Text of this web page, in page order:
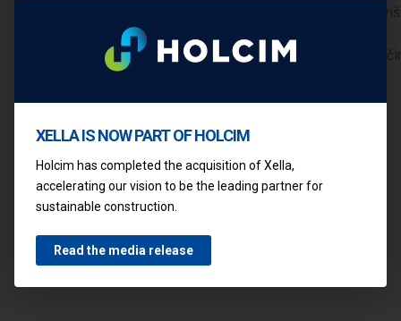
predloženim rješenjima. Samo na taj
XELLA IS NOW PART OF HOLCIM
Holcim has completed the acquisition of Xella,
accelerating our vision to be the leading partner for
sustainable construction.
Read the media release